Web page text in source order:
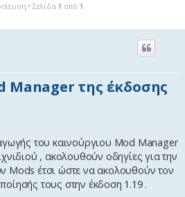
σ
• Σελίδα 1 από 1
Manager της έκδοσης
του καινούργιου Mod Manager
, ακολουθούν οδηγίες για την
Mods έτσι ώστε να ακολουθούν τον
τους στην έκδοση 1.19 .